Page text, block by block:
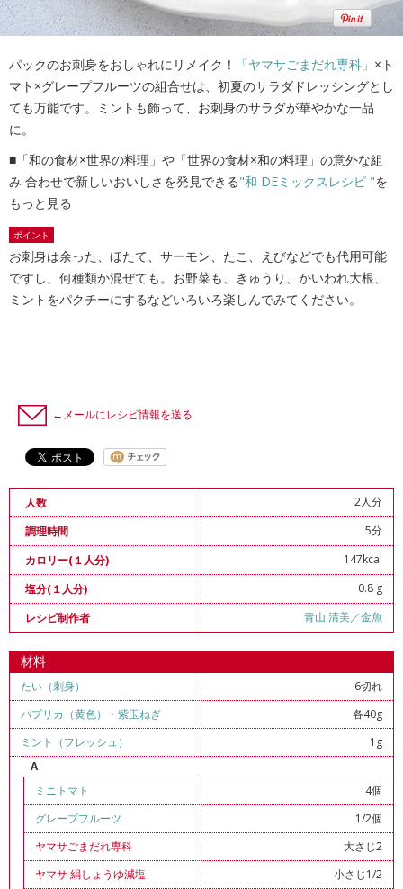
パックのお刺身をおしゃれにリメイク！ 「ヤマサごまだれ専科」 ×ト
マト×グレープフルーツの組合せは、初夏のサラダドレッシングとし
ても万能です。ミントも飾って、お刺身のサラダが華やかな一品
に。
■「和の食材×世界の料理」や「世界の食材×和の料理」の意外な組
み 合わせで新しいおいしさを発見できる"和 DEミックスレシピ "を
もっと見る
ポイント
お刺身は余った、ほたて、サーモン、たこ、えびなどでも代用可能
ですし、何種類か混ぜても。お野菜も、きゅうり、かいわれ大根、
ミントをパクチーにするなどいろいろ楽しんでみてください。
←メールにレシピ情報を送る
人数
2人分
調理時間
5分
カロリー(１人分)
147kcal
塩分(１人分)
0.8 g
レシピ制作者
青山 清美／金魚
材料
たい（刺身）
6切れ
パプリカ（黄色）
・ 紫玉ねぎ
各40g
ミント（フレッシュ）
1g
A
ミニトマト
4個
グレープフルーツ
1/2個
ヤマサごまだれ専科
大さじ2
ヤマサ 絹しょうゆ減塩
小さじ1/2